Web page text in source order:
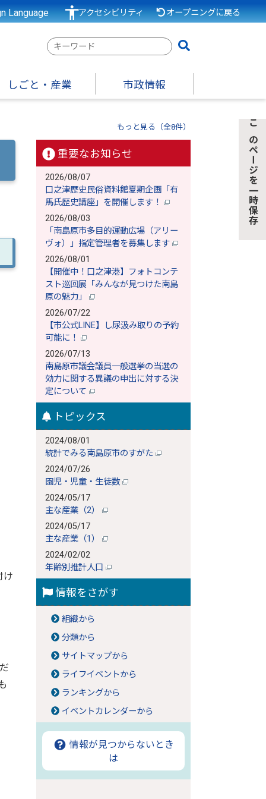
Language アクセシビリティ オープニングに戻る
検
ー
ワ
しごと・産業 市政情報
もっと見る（全8件）
け
重要なお知らせ
2026/08/07
口之津歴史民俗資料館夏期企画「有
馬氏歴史講座」を開催します！
2026/08/03
「南島原市多目的運動広場（アリー
ヴォ）」指定管理者を募集します
2026/08/01
【開催中！口之津港】フォトコンテ
スト巡回展「みんなが見つけた南島
原の魅力」
2026/07/22
【市公式LINE】し尿汲み取りの予約
可能に！
2026/07/13
南島原市議会議員一般選挙の当選の
効力に関する異議の申出に対する決
定について
トピックス
2024/08/01
統計でみる南島原市のすがた
2024/07/26
園児・児童・生徒数
2024/05/17
主な産業（2）
2024/05/17
主な産業（1）
2024/02/02
年齢別推計人口
情報をさがす
組織から
分類から
サイトマップから
ライフイベントから
ランキングから
イベントカレンダーから
情報が見つからないとき
は
このページを一時保存